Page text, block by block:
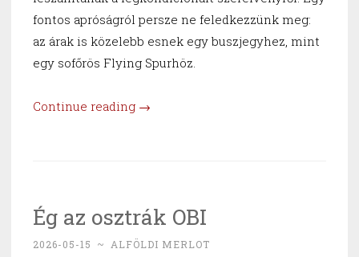
fontos apróságról persze ne feledkezzünk meg:
az árak is közelebb esnek egy buszjegyhez, mint
egy sofőrös Flying Spurhöz.
Continue reading “Szinte
→
Ég az osztrák OBI
2026-05-15 ~ ALFÖLDI MERLOT